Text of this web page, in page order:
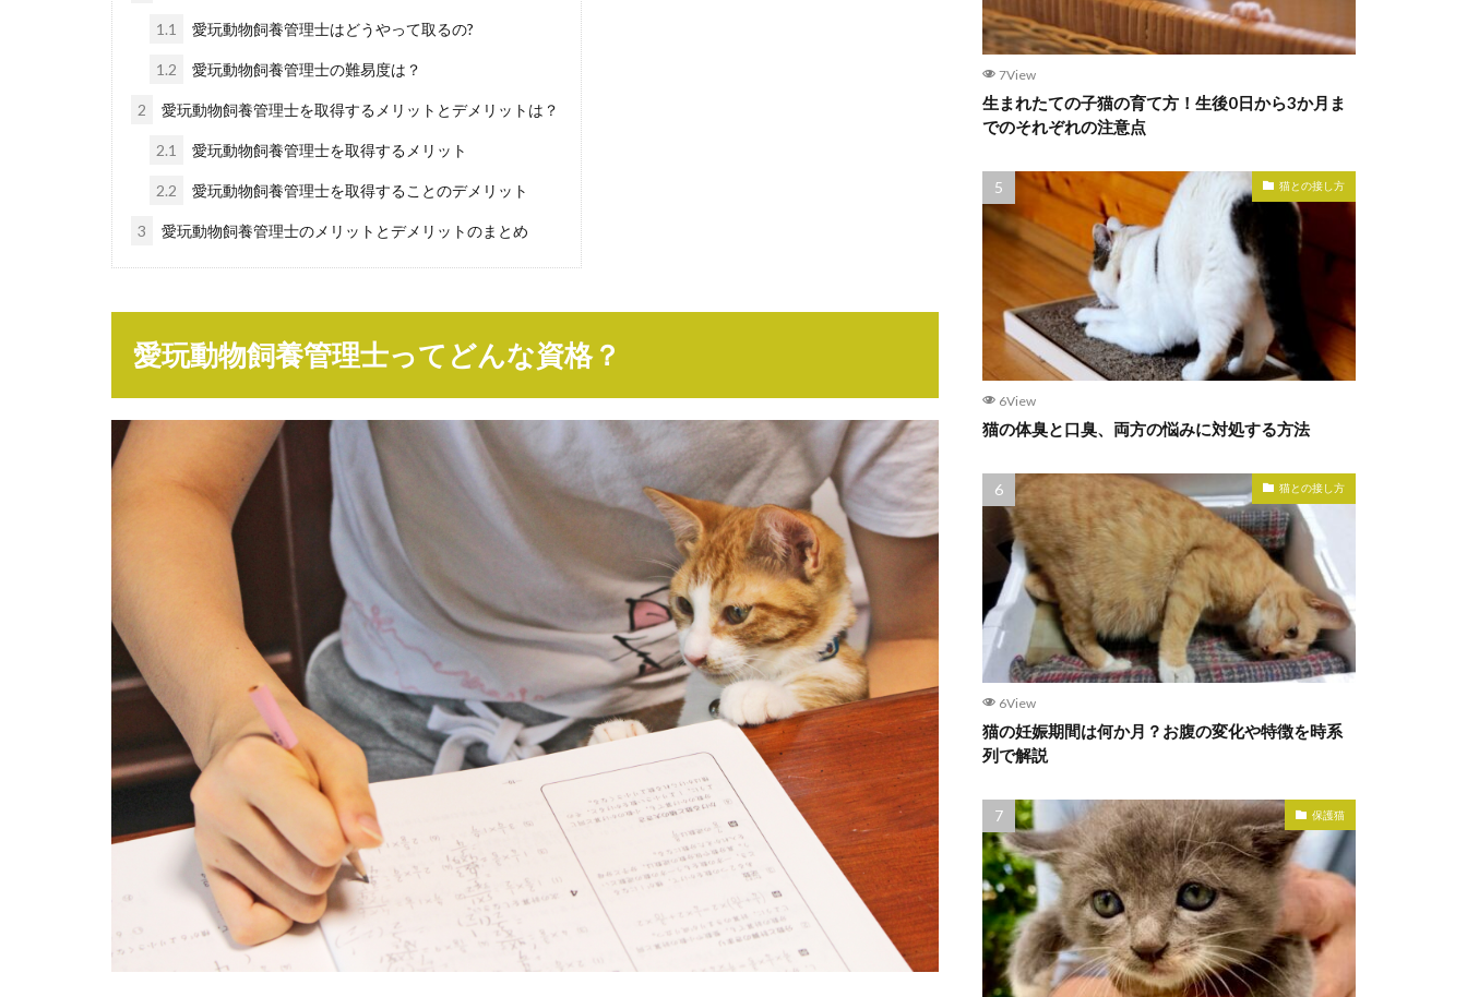
1.1 愛玩動物飼養管理士はどうやって取るの?
1.2 愛玩動物飼養管理士の難易度は？
2 愛玩動物飼養管理士を取得するメリットとデメリットは？
2.1 愛玩動物飼養管理士を取得するメリット
2.2 愛玩動物飼養管理士を取得することのデメリット
3 愛玩動物飼養管理士のメリットとデメリットのまとめ
愛玩動物飼養管理士ってどんな資格？
7View
生まれたての子猫の育て方！生後0日から3か月ま
でのそれぞれの注意点
猫との接し方
6View
猫の体臭と口臭、両方の悩みに対処する方法
猫との接し方
6View
猫の妊娠期間は何か月？お腹の変化や特徴を時系
列で解説
保護猫